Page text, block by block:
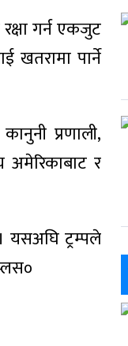
रक्षा गर्न एकजुट
खतरामा पार्ने
प्रणाली,
अमेरिकाबाट र
यसअघि ट्रम्पले